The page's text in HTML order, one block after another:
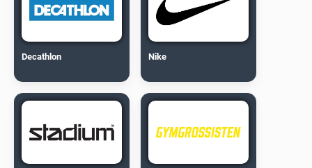
Decathlon Nike